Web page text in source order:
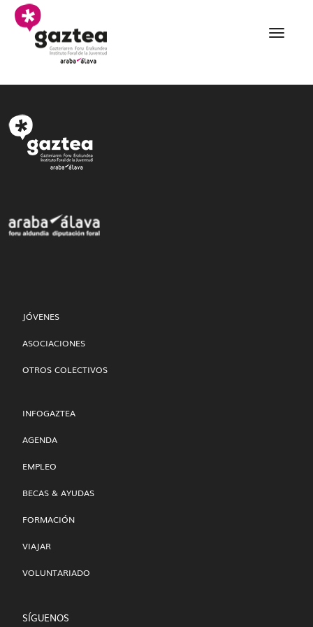
Saltar al contenido principal
JÓVENES
ASOCIACIONES
OTROS COLECTIVOS
INFOGAZTEA
AGENDA
EMPLEO
BECAS & AYUDAS
FORMACIÓN
VIAJAR
VOLUNTARIADO
SÍGUENOS